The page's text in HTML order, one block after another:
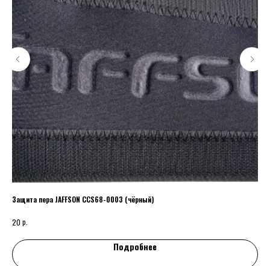
Защита пера JAFFSON CCS68-0003 (чёрный)
20 р.
Подробнее